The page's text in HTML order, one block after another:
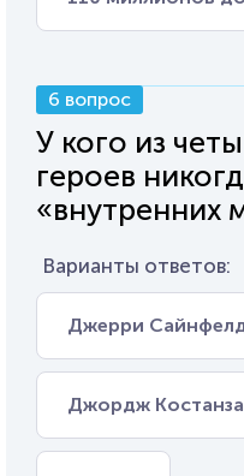
6 вопрос
У кого из
героев
«внутренних
Варианты ответов:
Джерри
Джордж Костанза